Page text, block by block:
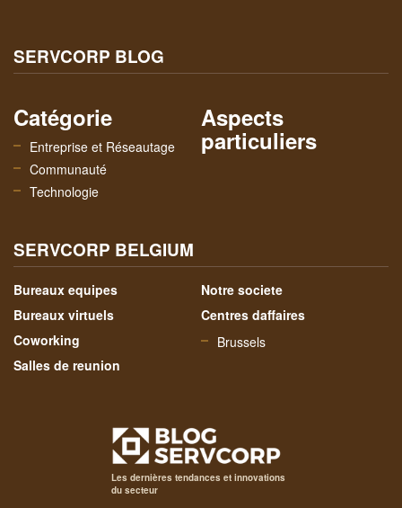
SERVCORP BLOG
Catégorie
Entreprise et Réseautage
Communauté
Technologie
Aspects
particuliers
SERVCORP BELGIUM
Bureaux equipes
Bureaux virtuels
Coworking
Salles de reunion
Notre societe
Centres daffaires
Brussels
Les dernières tendances et innovations
du secteur